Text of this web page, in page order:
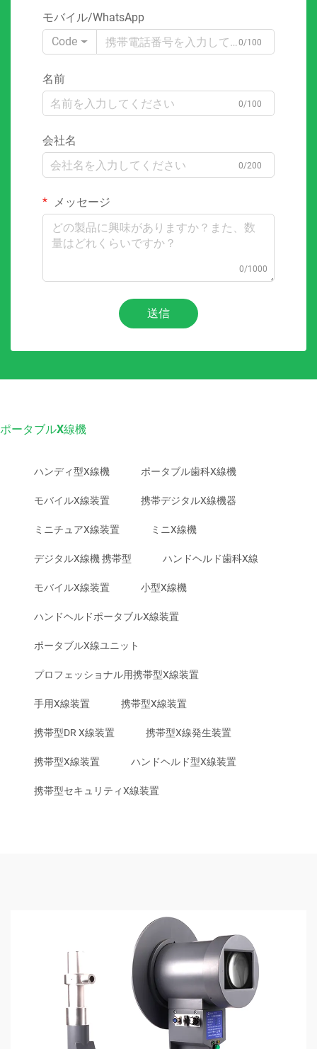
モバイル/WhatsApp
Code
0/100
名前
0/100
会社名
0/200
メッセージ
0/1000
送信
ポータブルX線機
ハンディ型X線機 ポータブル歯科X線機
モバイルX線装置 携帯デジタルX線機器
ミニチュアX線装置 ミニX線機
デジタルX線機 携帯型 ハンドヘルド歯科X線
モバイルX線装置 小型X線機
ハンドヘルドポータブルX線装置
ポータブルX線ユニット
プロフェッショナル用携帯型X線装置
手用X線装置 携帯型X線装置
携帯型DR X線装置 携帯型X線発生装置
携帯型X線装置 ハンドヘルド型X線装置
携帯型セキュリティX線装置